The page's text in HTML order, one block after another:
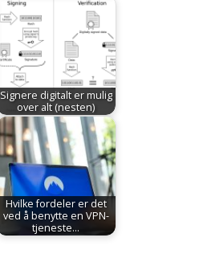
Signere digitalt er mulig
over alt (nesten)
Hvilke fordeler er det
ved å benytte en VPN-
tjeneste…